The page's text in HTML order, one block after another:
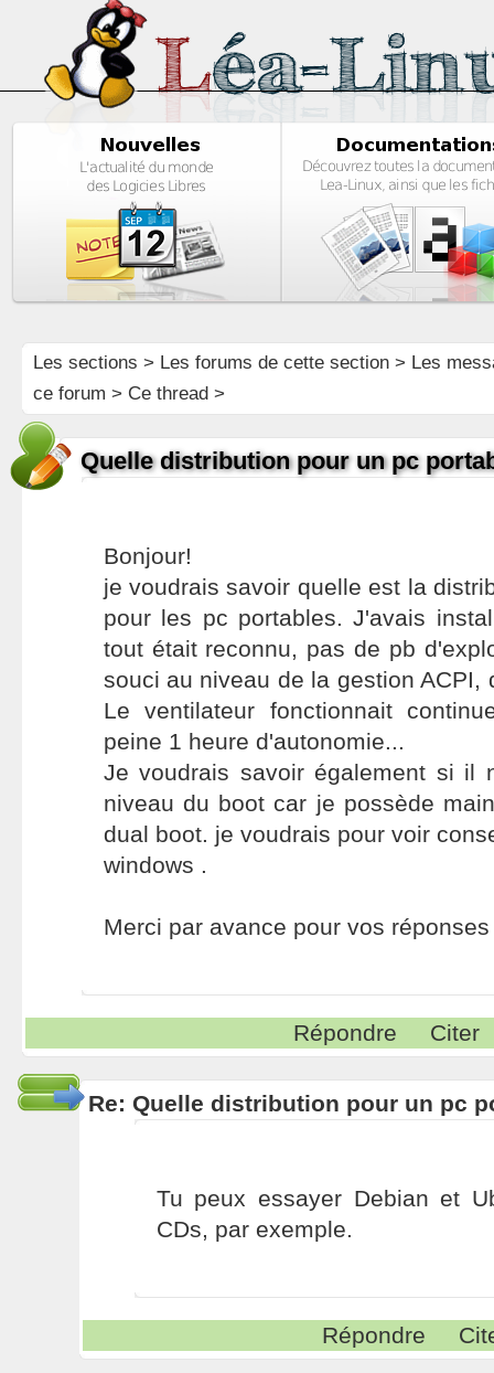
Les sections > Les forums de cette section> Les
ce forum > Ce thread >
Quelle distribution pour un pc
Bonjour!
je voudrais savoir quelle est la
pour les pc portables. J'avais
tout était reconnu, pas de pb
souci au niveau de la gestion ACPI,
Le ventilateur fonctionnait
peine 1 heure d'autonomie...
Je voudrais savoir également si il
niveau du boot car je possède
dual boot. je voudrais pour voir
windows .
Merci par avance pour vos
Répondre Citer
Re: Quelle distribution pour un pc
Tu peux essayer Debian et
CDs, par exemple.
Répondre